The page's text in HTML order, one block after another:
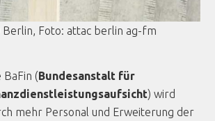
Berlin, Foto: attac berlin ag-fm
BaFin (Bundesanstalt für
) wird
mehr Personal und Erweiterung der